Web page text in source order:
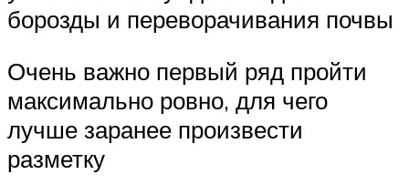
борозды и переворачивания почвы
Очень важно первый ряд пройти
максимально ровно, для чего
лучше заранее произвести
разметку